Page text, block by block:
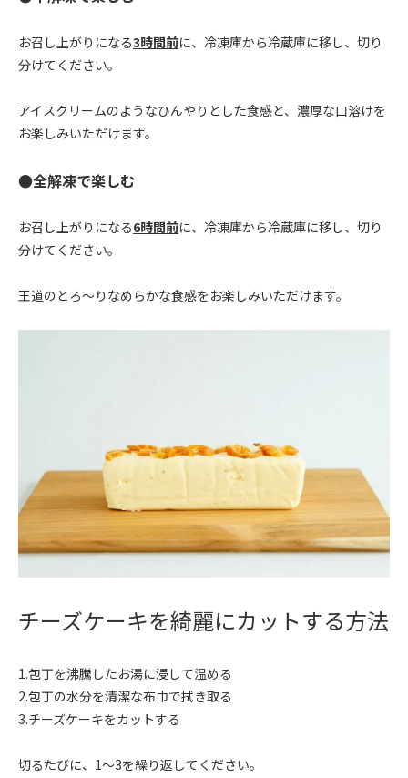
お召し上がりになる3時間前に、冷凍庫から冷蔵庫に移し、切り
分けてください。
アイスクリームのようなひんやりとした食感と、濃厚な口溶けを
お楽しみいただけます。
●全解凍で楽しむ
お召し上がりになる6時間前に、冷凍庫から冷蔵庫に移し、切り
分けてください。
王道のとろ〜りなめらかな食感をお楽しみいただけます。
チーズケーキを綺麗にカットする方法
1.包丁を沸騰したお湯に浸して温める
2.包丁の水分を清潔な布巾で拭き取る
3.チーズケーキをカットする
切るたびに、1〜3を繰り返してください。